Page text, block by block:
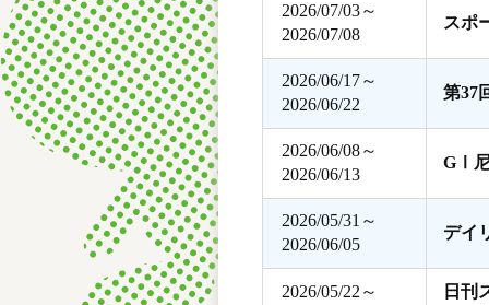
2026/07/03～
2026/07/08
スポ
2026/06/17～
2026/06/22
第37
2026/06/08～
2026/06/13
GⅠ尼
2026/05/31～
2026/06/05
デイ
2026/05/22～
日刊